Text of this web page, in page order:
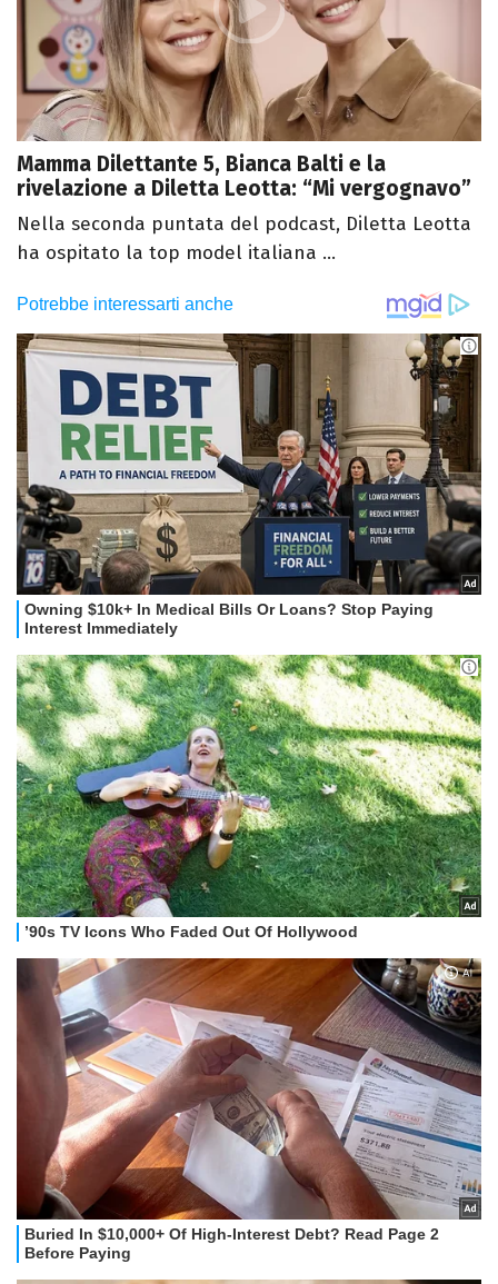
Mamma Dilettante 5, Bianca Balti e la
rivelazione a Diletta Leotta: “Mi vergognavo”
Nella seconda puntata del podcast, Diletta Leotta
ha ospitato la top model italiana ...